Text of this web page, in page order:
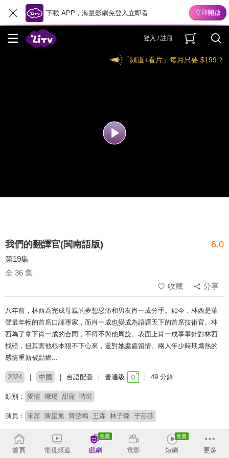
下載 APP，海量影劇免登入立即看
登入 / 註冊
「頻道+看片」每月只要 $199？
我們的翻譯官(閩南語版) 6.0
第19集
全 36 集
收藏
分享
八年前，林西為完成母親的夢想忍痛和男友肖一成分手。如今，林西是華
聲最年輕的首席口譯專家，而肖一成也變成為語譯天下的首席技術官。林
西為了拿下肖一成的合同，不得不與他周旋。表面上肖一成事事針對林西
找碴，但其實他根本狠不下心來，還對她處處留情。兩人年少時期熾熱的
感情重新被點燃...
2024 中國 台語配音 普遍級 49 分鐘
類別： 愛情 職場 甜寵 時裝
演員： 宋茜 陳星旭 費啓鳴 王森 林子璐 于莎莎
導演：
首頁 電視頻道 戲劇 電影 短劇 更多